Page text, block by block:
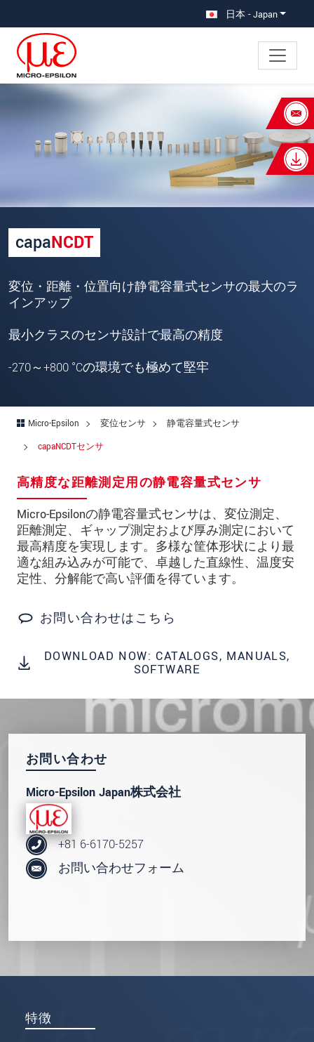
日本 - Japan
capaNCDT
変位・距離・位置向け静電容量式センサの最大のラ
インアップ
最小クラスのセンサ設計で最高の精度
-270～+800 °Cの環境でも極めて堅牢
Micro-Epsilon 変位センサ
静電容量式センサ
capaNCDTセンサ
高精度な距離測定用の静電容量式センサ
Micro-Epsilonの静電容量式センサは、変位測定、
距離測定、ギャップ測定および厚み測定において
最高精度を実現します。多様な筐体形状により最
適な組み込みが可能で、卓越した直線性、温度安
定性、分解能で高い評価を得ています。
お問い合わせはこちら
DOWNLOAD NOW: CATALOGS, MANUALS,
SOFTWARE
特徴
お問い合わせ
Micro-Epsilon Japan株式会社
+81 6-6170-5257
お問い合わせフォーム
×
あなたのリクエスト capaNCDTセ
ンサ
会社名*
所在地
所在地
*
電話
メールアドレ
ス*
メッセージ*
ご連絡願います
印刷された製品カタログを送ってくだ
さい
直接訪問してほしい
* 必須フィールド。
私たちはお客様の個人情報を内密に扱います。
をお読みください。.